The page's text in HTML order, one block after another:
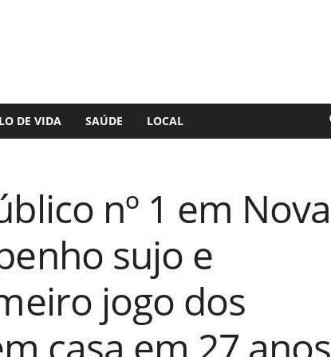
DE VIDA SAÚDE LOCAL
nº 1 em Nova
sujo e
jogo dos